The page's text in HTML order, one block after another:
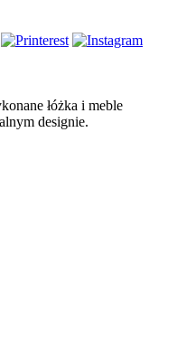
łóżka i meble
designie.